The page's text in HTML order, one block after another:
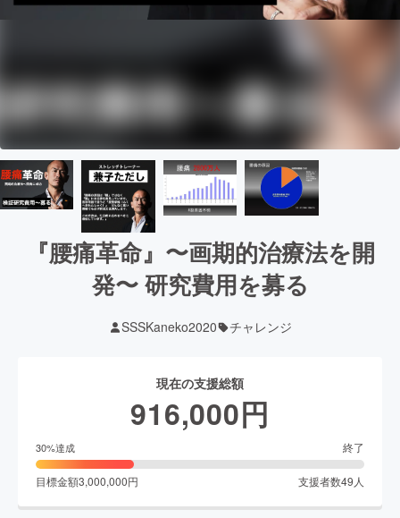
『腰痛革命』〜画期的治療法を開
発〜 研究費用を募る
SSSKaneko2020 チャレンジ
現在の支援総額
916,000円
30%達成 終了
目標金額3,000,000円 支援者数49 人